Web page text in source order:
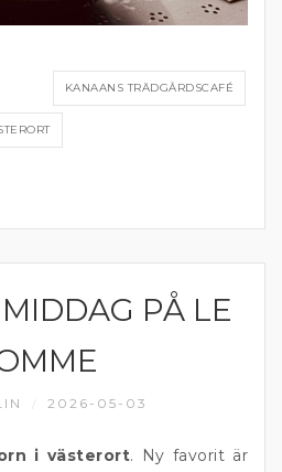
KANAANS TRÄDGÅRDSCAFÉ
PÅ LE
2026-05-03
i västerort. Ny favorit är